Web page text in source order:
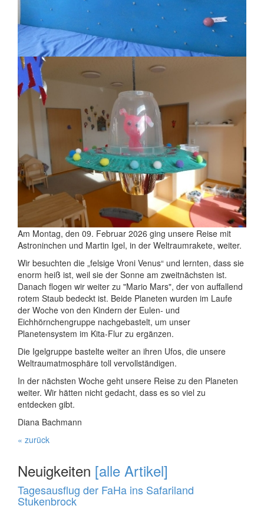
Am Montag, den 09. Februar 2026 ging unsere Reise mit
Astroninchen und Martin Igel, in der Weltraumrakete, weiter.
Wir besuchten die „felsige Vroni Venus“ und lernten, dass sie
enorm heiß ist, weil sie der Sonne am zweitnächsten ist.
Danach flogen wir weiter zu "Mario Mars", der von auffallend
rotem Staub bedeckt ist. Beide Planeten wurden im Laufe
der Woche von den Kindern der Eulen- und
Eichhörnchengruppe nachgebastelt, um unser
Planetensystem im Kita-Flur zu ergänzen.
Die Igelgruppe bastelte weiter an ihren Ufos, die unsere
Weltraumatmosphäre toll vervollständigen.
In der nächsten Woche geht unsere Reise zu den Planeten
weiter. Wir hätten nicht gedacht, dass es so viel zu
entdecken gibt.
Diana Bachmann
« zurück
Neuigkeiten [alle Artikel]
Tagesausflug der FaHa ins Safariland
Stukenbrock